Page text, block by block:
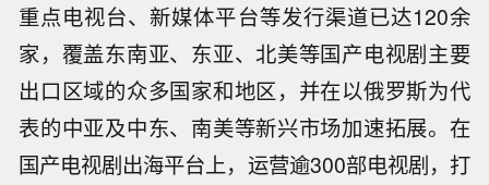
重点电视台、新媒体平台等发行渠道已达120余
家，覆盖东南亚、东亚、北美等国产电视剧主要
出口区域的众多国家和地区，并在以俄罗斯为代
表的中亚及中东、南美等新兴市场加速拓展。在
国产电视剧出海平台上，运营逾300部电视剧，打